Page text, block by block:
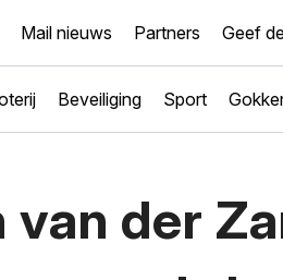
Mail nieuws Partners Geef
Beveiliging Sport
van der